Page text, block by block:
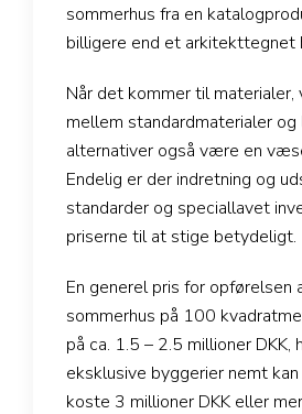
sommerhus fra en
billigere end et arkitekttegnet
Når det kommer til materialer,
mellem standardmaterialer og
alternativer også være en
Endelig er der indretning og
standarder og speciallavet
priserne til at stige betydeligt.
En generel pris for opførelsen
sommerhus på 100
på ca. 1.5 – 2.5 millioner DKK,
eksklusive byggerier nemt
koste 3 millioner DKK eller